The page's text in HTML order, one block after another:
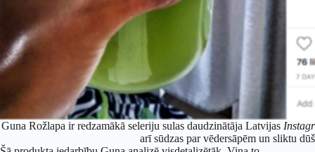
Guna Rožlapa ir redzamākā seleriju sulas daudzinātāja Latvijas
arī sūdzas par vēdersāpēm un sliktu